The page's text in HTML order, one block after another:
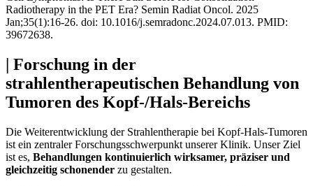
Radiotherapy in the PET Era? Semin Radiat Oncol. 2025
Jan;35(1):16-26. doi: 10.1016/j.semradonc.2024.07.013. PMID:
39672638.
| Forschung in der
strahlentherapeutischen Behandlung von
Tumoren des Kopf-/Hals-Bereichs
Die Weiterentwicklung der Strahlentherapie bei Kopf-Hals-Tumoren
ist ein zentraler Forschungsschwerpunkt unserer Klinik. Unser Ziel
ist es, Behandlungen kontinuierlich wirksamer, präziser und
gleichzeitig schonender zu gestalten.